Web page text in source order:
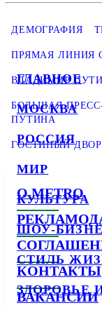
ГЛАВНОЕ
МОСКВА
РОССИЯ
МИР
КУЛЬТУРА
ШОУ-
СТИЛЬ
ЗДОРОВЬЕ
ДЕМОГРАФИЯ
ПРЯМАЯ ЛИНИЯ
ВЛАДИМИР
БОЛЬШАЯ
ПУТИНА
ГОСТИНЫЙ ДВОР
О METRO
КОНТАКТЫ
ВАКАНСИИ